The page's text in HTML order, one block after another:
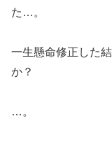
た…。
一生懸命修正した
か？
…。